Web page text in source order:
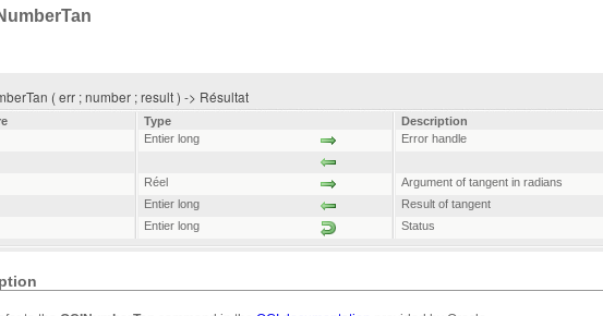
( err ; number ; result ) -> Résultat
Type
Description
Entier long Error handle
Réel
Argument of tangent in radians
Entier long
Result of tangent
Entier long Status